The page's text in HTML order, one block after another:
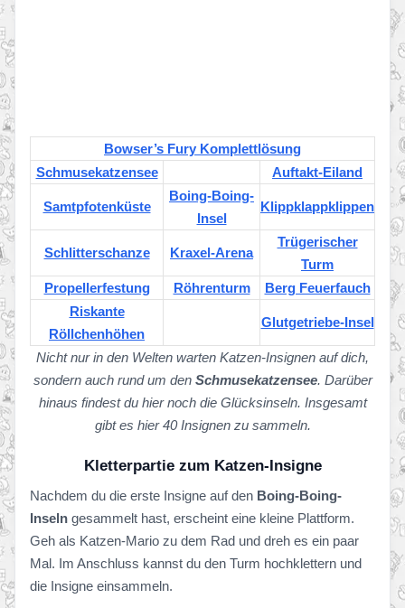
Bowser’s Fury Komplettlösung
Schmusekatzensee
Auftakt-Eiland
Samtpfotenküste
Boing-Boing-
Insel
Klippklappklippen
Schlitterschanze Kraxel-Arena
Trügerischer
Turm
Propellerfestung
Röhrenturm
Berg Feuerfauch
Riskante
Röllchenhöhen
Glutgetriebe-Insel
Nicht nur in den Welten warten Katzen-Insignen auf dich,
sondern auch rund um den Schmusekatzensee. Darüber
hinaus findest du hier noch die Glücksinseln. Insgesamt
gibt es hier 40 Insignen zu sammeln.
Kletterpartie zum Katzen-Insigne
Nachdem du die erste Insigne auf den Boing-Boing-
Inseln gesammelt hast, erscheint eine kleine Plattform.
Geh als Katzen-Mario zu dem Rad und dreh es ein paar
Mal. Im Anschluss kannst du den Turm hochklettern und
die Insigne einsammeln.